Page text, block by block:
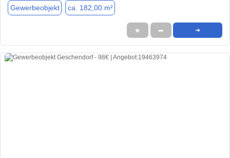
Gewerbeobjekt ca. 182,00 m²
★ ➦ ➜